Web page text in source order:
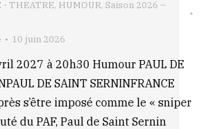
- THEATRE, HUMOUR, Saison 2026 –
10 juin 2026
2027 à 20h30 Humour PAUL DE
DE SAINT SERNINFRANCE
s’être imposé comme le « sniper
du PAF, Paul de Saint Sernin